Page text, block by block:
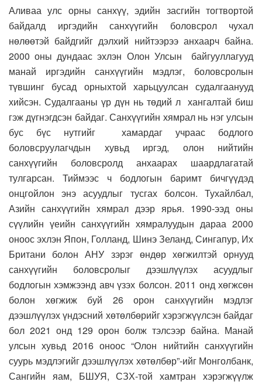
Аливаа улс орны санхүү, эдийн засгийн тогтвортой
байдалд иргэдийн санхүүгийн боловсрол чухал
нөлөөтэй байдгийг дэлхий нийтээрээ анхаарч байна.
2000 оны дундаас эхлэн Олон Улсын байгууллагууд
манай иргэдийн санхүүгийн мэдлэг, боловсролын
түвшинг бусад орныхтой харьцуулсан судалгаанууд
хийсэн. Судалгааны үр дүн нь төдий л хангалтай биш
гэж дүгнэгдсэн байдаг. Санхүүгийн хямрал нь нэг улсын
бус бүс нутгийг хамардаг учраас бодлого
боловсруулагчдын хувьд иргэд, олон нийтийн
санхүүгийн боловсролд анхаарах шаардлагатай
тулгарсан. Тиймээс ч бодлогын баримт бичгүүдэд
онцгойлон энэ асуудлыг тусгах болсон. Тухайлбал,
Азийн санхүүгийн хямрал дээр ярья. 1990-ээд оны
сүүлийн үеийн санхүүгийн хямралуудын дараа 2000
оноос эхлэн Япон, Голланд, Шинэ Зеланд, Сингапур, Их
Британи болон АНУ зэрэг өндөр хөгжилтэй орнууд
санхүүгийн боловсролыг дээшлүүлэх асуудлыг
бодлогын хэмжээнд авч үзэх болсон. 2011 онд хөгжсөн
болон хөгжиж буй 26 орон санхүүгийн мэдлэг
дээшлүүлэх үндэсний хөтөлбөрийг хэрэгжүүлсэн байдаг
бол 2021 онд 129 орон болж тэлсээр байна. Манай
улсын хувьд 2016 оноос “Олон нийтийн санхүүгийн
суурь мэдлэгийг дээшлүүлэх хөтөлбөр”-ийг Монголбанк,
Сангийн яам, БШУЯ, СЗХ-той хамтран хэрэгжүүлж